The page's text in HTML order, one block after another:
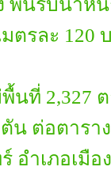
นรับน้ำหนั
ตรละ 120
นที่ 2,327
ต่อตารา
อำเภอเมือ